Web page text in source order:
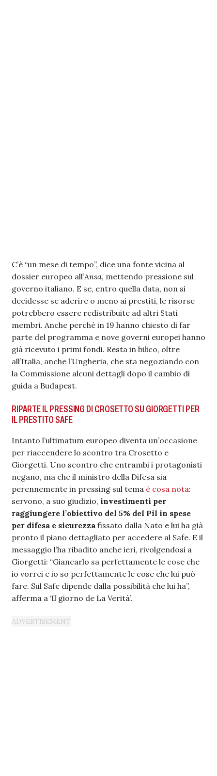
C’è “un mese di tempo”, dice una fonte vicina al
dossier europeo all’Ansa, mettendo pressione sul
governo italiano. E se, entro quella data, non si
decidesse se aderire o meno ai prestiti, le risorse
potrebbero essere redistribuite ad altri Stati
membri. Anche perché in 19 hanno chiesto di far
parte del programma e nove governi europei hanno
già ricevuto i primi fondi. Resta in bilico, oltre
all’Italia, anche l’Ungheria, che sta negoziando con
la Commissione alcuni dettagli dopo il cambio di
guida a Budapest.
RIPARTE IL PRESSING DI CROSETTO SU GIORGETTI PER
IL PRESTITO SAFE
Intanto l’ultimatum europeo diventa un’occasione
per riaccendere lo scontro tra Crosetto e
Giorgetti. Uno scontro che entrambi i protagonisti
negano, ma che il ministro della Difesa sia
perennemente in pressing sul tema è cosa nota:
servono, a suo giudizio, investimenti per
raggiungere l’obiettivo del 5% del Pil in spese
per difesa e sicurezza fissato dalla Nato e lui ha già
pronto il piano dettagliato per accedere al Safe. E il
messaggio l’ha ribadito anche ieri, rivolgendosi a
Giorgetti: “Giancarlo sa perfettamente le cose che
io vorrei e io so perfettamente le cose che lui può
fare. Sul Safe dipende dalla possibilità che lui ha”,
afferma a ‘Il giorno de La Verità’.